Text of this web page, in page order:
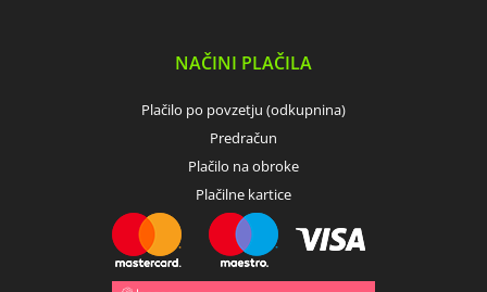
NAČINI PLAČILA
Plačilo po povzetju (odkupnina)
Predračun
Plačilo na obroke
Plačilne kartice